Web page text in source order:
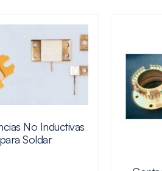
No Inductivas
para Soldar